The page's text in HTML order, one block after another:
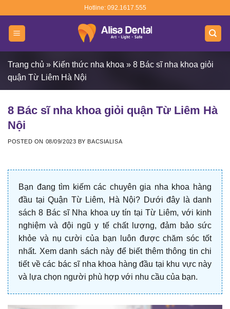
content
Hotline: 092.1617.555
Trang chủ » Kiến thức nha khoa » 8 Bác sĩ nha khoa giỏi
quận Từ Liêm Hà Nội
8 Bác sĩ nha khoa giỏi quận Từ Liêm Hà
Nội
POSTED ON 08/09/2023 BY BACSIALISA
Bạn đang tìm kiếm các chuyên gia nha khoa hàng
đầu tại Quận Từ Liêm, Hà Nội? Dưới đây là danh
sách 8 Bác sĩ Nha khoa uy tín tại Từ Liêm, với kinh
nghiệm và đội ngũ y tế chất lượng, đảm bảo sức
khỏe và nụ cười của bạn luôn được chăm sóc tốt
nhất. Xem danh sách này để biết thêm thông tin chi
tiết về các bác sĩ nha khoa hàng đầu tại khu vực này
và lựa chọn người phù hợp với nhu cầu của bạn.